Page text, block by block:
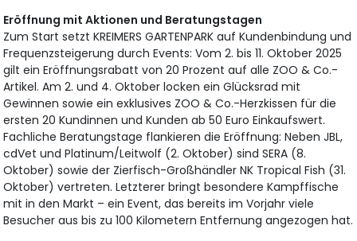
Eröffnung mit Aktionen und Beratungstagen
Zum Start setzt KREIMERS GARTENPARK auf Kundenbindung und
Frequenzsteigerung durch Events: Vom 2. bis 11. Oktober 2025
gilt ein Eröffnungsrabatt von 20 Prozent auf alle ZOO & Co.-
Artikel. Am 2. und 4. Oktober locken ein Glücksrad mit
Gewinnen sowie ein exklusives ZOO & Co.-Herzkissen für die
ersten 20 Kundinnen und Kunden ab 50 Euro Einkaufswert.
Fachliche Beratungstage flankieren die Eröffnung: Neben JBL,
cdVet und Platinum/Leitwolf (2. Oktober) sind SERA (8.
Oktober) sowie der Zierfisch-Großhändler NK Tropical Fish (31.
Oktober) vertreten. Letzterer bringt besondere Kampffische
mit in den Markt – ein Event, das bereits im Vorjahr viele
Besucher aus bis zu 100 Kilometern Entfernung angezogen hat.